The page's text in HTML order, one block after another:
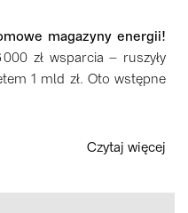
magazyny energii!
zł wsparcia – ruszyły
1 mld zł. Oto wstępne
Czytaj więcej